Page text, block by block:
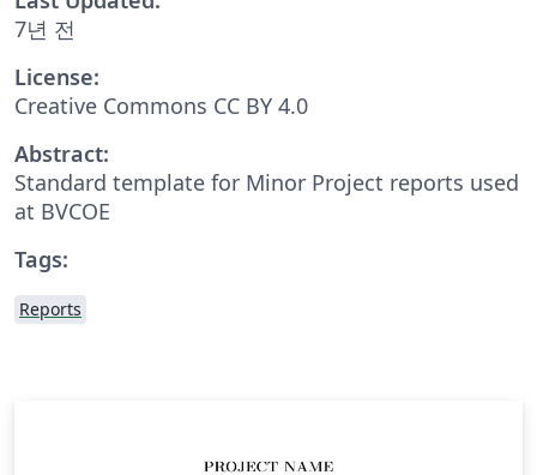
7년 전
License:
Creative Commons CC BY 4.0
Abstract:
Standard template for Minor Project reports used
at BVCOE
Tags:
Reports